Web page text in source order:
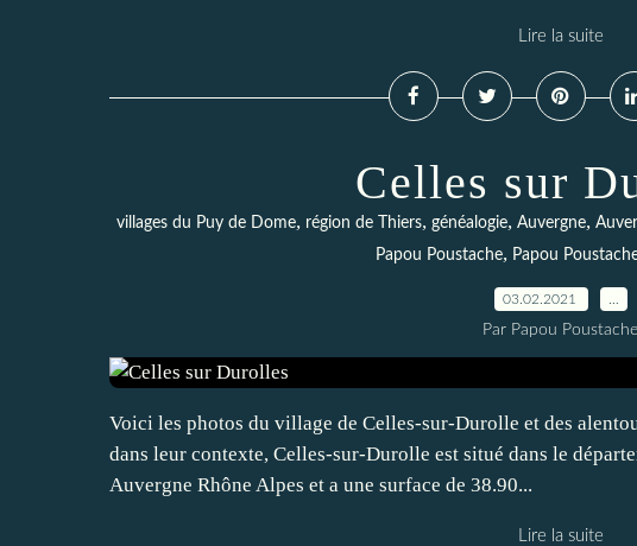
Lire la suite
Celles sur
villages du Puy de Dome, région de Thiers, généalogie, Auvergne,
Papou Poustache, Papou
03.02.2021
Par Papou Poustache
Voici les photos du village de Celles-sur-Durolle et des
dans leur contexte, Celles-sur-Durolle est situé dans le
Auvergne Rhône Alpes et a une surface de 38.90...
Lire la suite